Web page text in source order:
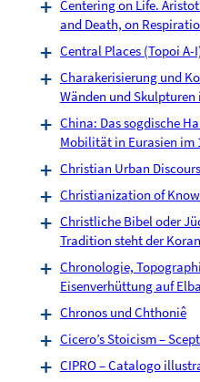
Centering on Life.
and Death, on
Central Places (Topoi A-
Charakerisierung und
Wänden und Skulpturen
China: Das sogdische
Mobilität in Eurasien im
Christian Urban
Christianization of
Christliche Bibel oder
Tradition steht der
Chronologie,
Eisenverhüttung auf Elba
Chronos und Chthoniê
Cicero’s Stoicism –
CIPRO – Catalogo